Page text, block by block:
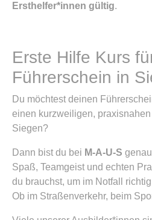
Ersthelfer*innen gültig.
Erste Hilfe Kurs
Führerschein in
Du möchtest deinen
einen kurzweiligen,
Siegen?
Dann bist du bei M-A-U-S
Spaß, Teamgeist und echten
du brauchst, um im Notfall
Ob im Straßenverkehr, beim